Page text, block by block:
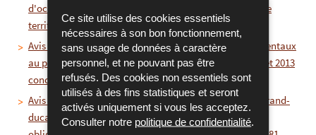
Ce site utilise des cookies essentiels
nécessaires à son bon fonctionnement,
sans usage de données à caractère
personnel, et ne pouvant pas être
refusés. Des cookies non essentiels sont
utilisés à des fins statistiques et seront
activés uniquement si vous les acceptez.
Consulter notre politique de confidentialité
d'occupation du sol (POS) " Aéroport et environs " sur le
territoire de la Ville de Luxembourg (Pdf - 462 Ko)
Avis du CSAT concernant les amendements gouvernementaux
au projet de loi numéro 6694 modifiant le loi du 30 juillet 2013
concernant l'aménagement du territoire(Pdf - 509 Ko)
Avis du CSAT concernant l'avant-projet de règlement grand-
ducal modifiant le plan d’aménagement partiel déclaré